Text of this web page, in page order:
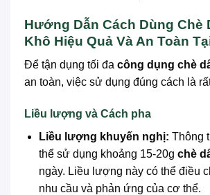
Hướng Dẫn Cách Dùng Chè
Khô Hiệu Quả Và An Toàn
Để tận dụng tối đa công dụng chè
an toàn, việc sử dụng đúng cách là
Liều lượng và Cách pha
Liều lượng khuyến nghị: Thông
thể sử dụng khoảng 15-20g chè
ngày. Liều lượng này có thể điều
nhu cầu và phản ứng của cơ thể.